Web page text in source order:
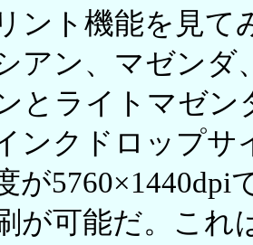
ント機能を見て
アン、マゼンダ
とライトマゼン
ンクドロップサ
が5760×1440dpi
が可能だ。これ